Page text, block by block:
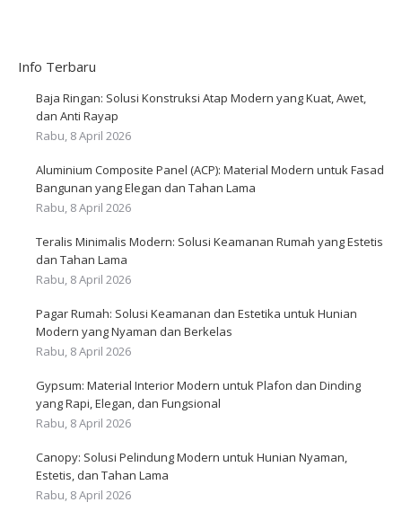
Info Terbaru
Baja Ringan: Solusi Konstruksi Atap Modern yang Kuat, Awet,
dan Anti Rayap
Rabu, 8 April 2026
Aluminium Composite Panel (ACP): Material Modern untuk Fasad
Bangunan yang Elegan dan Tahan Lama
Rabu, 8 April 2026
Teralis Minimalis Modern: Solusi Keamanan Rumah yang Estetis
dan Tahan Lama
Rabu, 8 April 2026
Pagar Rumah: Solusi Keamanan dan Estetika untuk Hunian
Modern yang Nyaman dan Berkelas
Rabu, 8 April 2026
Gypsum: Material Interior Modern untuk Plafon dan Dinding
yang Rapi, Elegan, dan Fungsional
Rabu, 8 April 2026
Canopy: Solusi Pelindung Modern untuk Hunian Nyaman,
Estetis, dan Tahan Lama
Rabu, 8 April 2026